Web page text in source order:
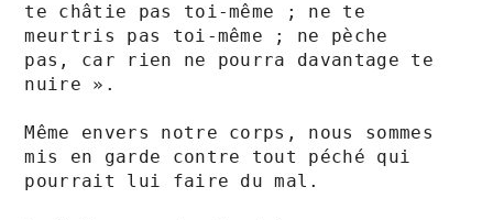
te châtie pas toi-même ; ne te
meurtris pas toi-même ; ne pèche
pas, car rien ne pourra davantage te
nuire ».
Même envers notre corps, nous sommes
mis en garde contre tout péché qui
pourrait lui faire du mal.